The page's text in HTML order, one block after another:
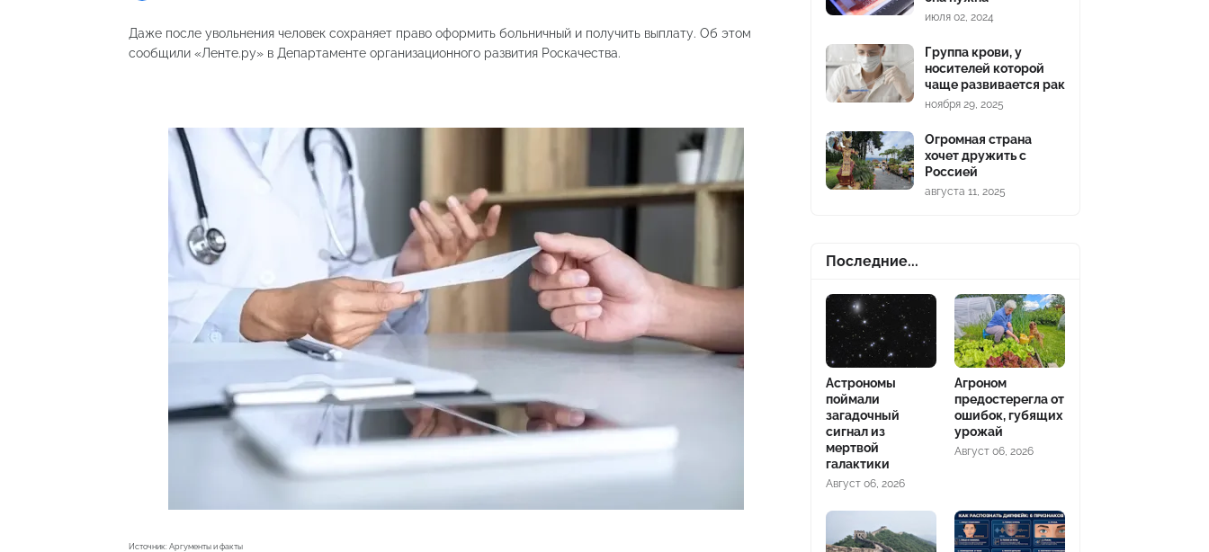
Даже после увольнения человек сохраняет право оформить больничный и получить выплату. Об этом
сообщили «Ленте.ру» в Департаменте организационного развития Роскачества.
Источник: Аргументы и факты
июля 02, 2024
Группа крови, у
носителей которой
чаще развивается рак
ноября 29, 2025
Огромная страна
хочет дружить с
Россией
августа 11, 2025
Последние...
Астрономы
поймали
загадочный
сигнал из
мертвой
галактики
Август 06, 2026
Агроном
предостерегла от
ошибок, губящих
урожай
Август 06, 2026